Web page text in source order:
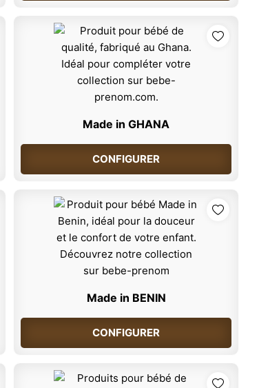
Made in GHANA
CONFIGURER
Made in BENIN
CONFIGURER